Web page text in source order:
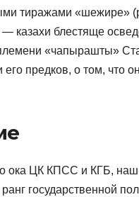
тиражами «шежире»
казахи блестяще
«чапырашты»
его предков, о том, что
ока ЦК КПСС и КГБ,
государственной